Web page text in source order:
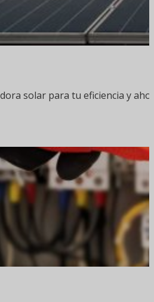
solar para tu eficiencia y